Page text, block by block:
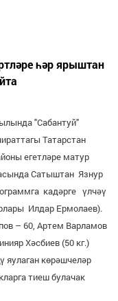
һәр ярыштан
"Сабантуй"
Татарстан
егетләре матур
Сатыштан Язнур
кадәрге үлчәү
Илдар Ермолаев).
– 60, Артем Варламов
Хәсбиев (50 кг.)
көрәшчеләр
тиеш булачак